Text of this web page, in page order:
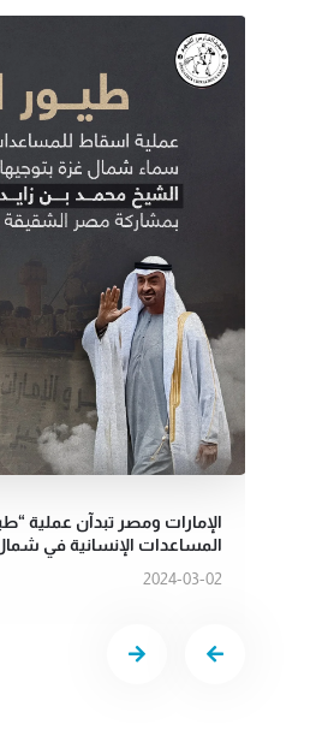
الإمارات ومصر تبدآن عملية
المساعدات الإنسانية في
2024-03-02